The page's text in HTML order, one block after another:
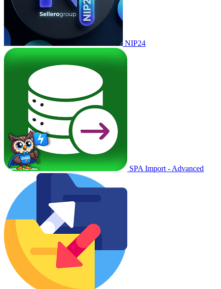
NIP24
SPA Import - Advanced